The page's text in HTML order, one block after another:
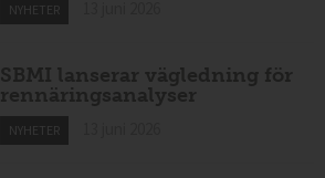
NYHETER
SBMI lanserar vägledning för
rennäringsanalyser
NYHETER